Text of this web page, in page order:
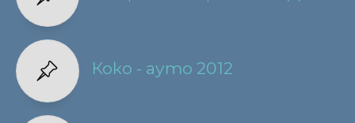
Коко - ауто 2012